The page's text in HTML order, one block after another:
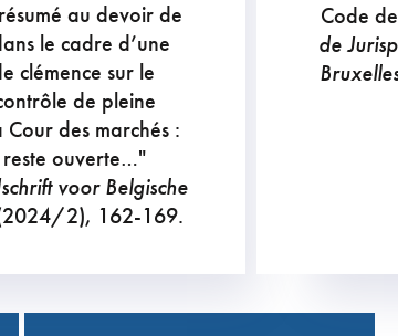
au devoir de
le cadre d’une
clémence sur le
de pleine
des marchés :
ouverte…"
voor Belgische
2), 162-169.
Code
de